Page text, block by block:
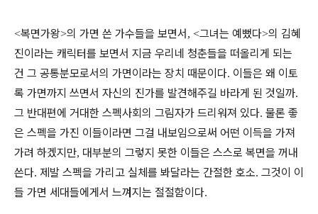
<복면가왕>의 가면 쓴 가수들을 보면서 , <그녀는 예뻤다>의 김혜
진이라는 캐릭터를 보면서 지금 우리네 청춘들을 떠올리게 되는
건 그 공통분모로서의 가면이라는 장치 때문이다. 이들은 왜 이토
록 가면까지 쓰면서 자신의 진가를 발견해주길 바라게 된 것일까.
그 반대편에 거대한 스펙사회의 그림자가 드리워져 있다. 물론 좋
은 스펙을 가진 이들이라면 그걸 내보임으로써 어떤 이득을 가져
가려 하겠지만, 대부분의 그렇지 못한 이들은 스스로 복면을 꺼내
쓴다. 제발 스펙을 가리고 실체를 봐달라는 간절한 호소. 그것이 이
들 가면 세대들에게서 느껴지는 절절함이다.